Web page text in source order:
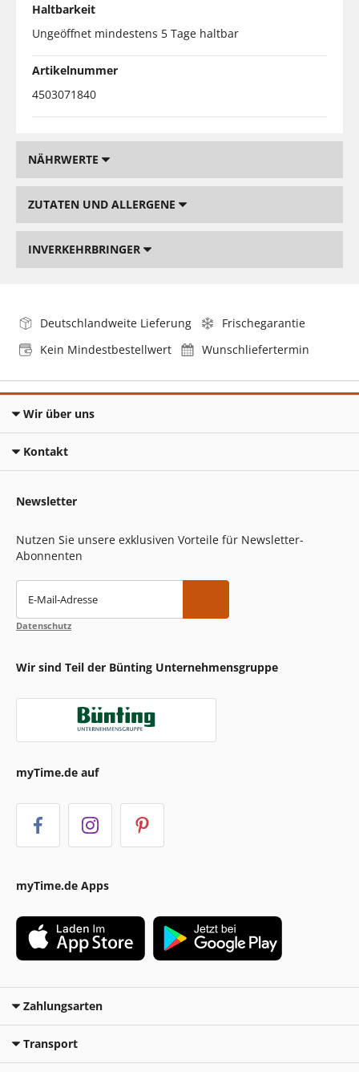
Haltbarkeit
Ungeöffnet mindestens 5 Tage haltbar
Artikelnummer
4503071840
NÄHRWERTE
ZUTATEN UND ALLERGENE
INVERKEHRBRINGER
Deutschlandweite Lieferung
Frischegarantie
Kein Mindestbestellwert
Wunschliefertermin
Wir über uns
Kontakt
Newsletter
Nutzen Sie unsere exklusiven Vorteile für Newsletter-
Abonnenten
E-Mail-Adresse
Datenschutz
Wir sind Teil der Bünting Unternehmensgruppe
myTime.de auf
myTime.de Apps
Zahlungsarten
Transport